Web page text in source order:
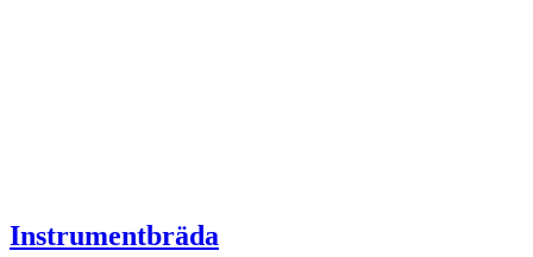
Instrumentbräda